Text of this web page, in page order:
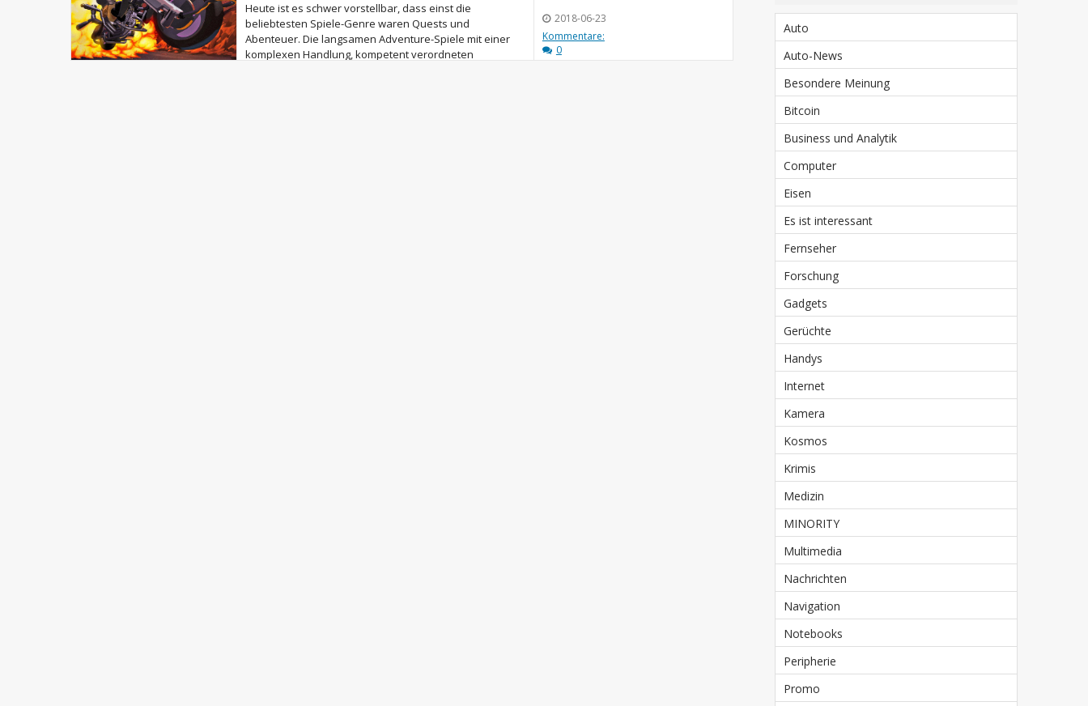
Heute ist es schwer vorstellbar, dass einst die
beliebtesten Spiele-Genre waren Quests und
Abenteuer. Die langsamen Adventure-Spiele mit einer
komplexen Handlung, kompetent verordneten
2018-06-23
Kommentare:
0
Auto
Auto-News
Besondere Meinung
Bitcoin
Business und Analytik
Computer
Eisen
Es ist interessant
Fernseher
Forschung
Gadgets
Gerüchte
Handys
Internet
Kamera
Kosmos
Krimis
Medizin
MINORITY
Multimedia
Nachrichten
Navigation
Notebooks
Peripherie
Promo